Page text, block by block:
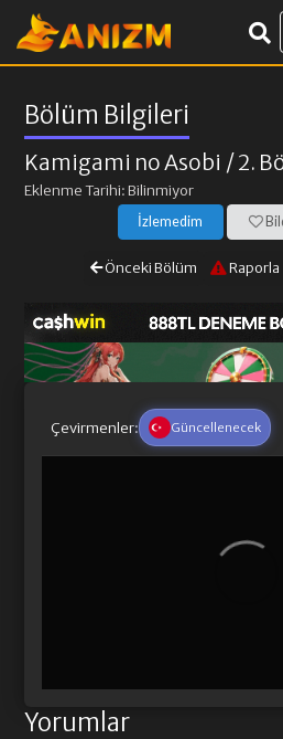
Bölüm Bilgileri
Kamigami no Asobi / 2.
Eklenme Tarihi: Bilinmiyor
İzlemedim
Önceki Bölüm Raporla
Çevirmenler: Güncellenecek
Yorumlar